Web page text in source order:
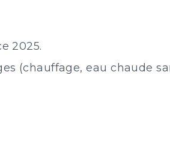
2025.
(chauffage, eau chaude